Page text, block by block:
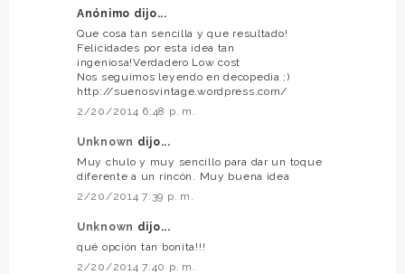
Anónimo dijo...
Que cosa tan sencilla y que resultado!
Felicidades por esta idea tan
ingeniosa!Verdadero Low cost
Nos seguimos leyendo en decopedia ;)
http://suenosvintage.wordpress.com/
2/20/2014 6:48 p. m.
Unknown dijo...
Muy chulo y muy sencillo para dar un toque
diferente a un rincón. Muy buena idea
2/20/2014 7:39 p. m.
Unknown dijo...
qué opción tan bonita!!!
2/20/2014 7:40 p. m.